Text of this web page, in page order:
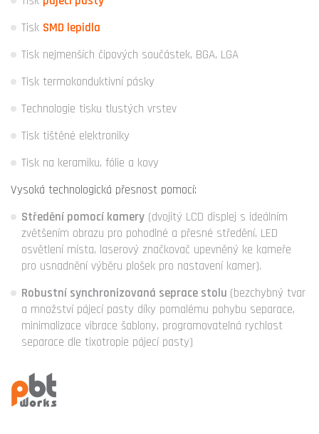
Tisk SMD lepidla
Tisk nejmenších čipových součástek, BGA, LGA
Tisk termokonduktivní pásky
Technologie tisku tlustých vrstev
Tisk tištěné elektroniky
Tisk na keramiku, fólie a kovy
Vysoká technologická přesnost pomocí:
Středění pomocí kamery (dvojitý LCD displej s ideálním
zvětšením obrazu pro pohodlné a přesné středění, LED
osvětlení místa, laserový značkovač upevněný ke kameře
pro usnadnění výběru plošek pro nastavení kamer).
Robustní synchronizovaná seprace stolu (bezchybný tvar
a množství pájecí pasty díky pomalému pohybu separace,
minimalizace vibrace šablony, programovatelná rychlost
separace dle tixotropie pájecí pasty)